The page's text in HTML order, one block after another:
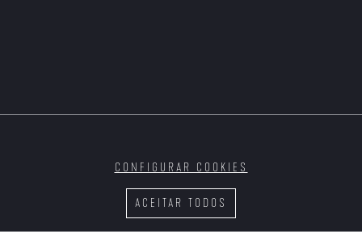
ACEITAR TODOS
CONFIGURAR COOKIES